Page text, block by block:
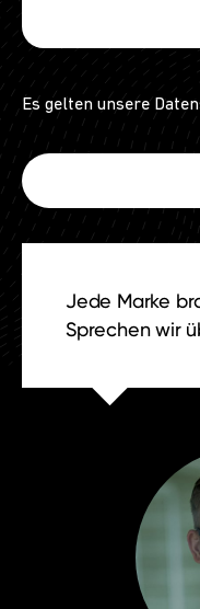
Es gelten unsere
Jede Marke
Sprechen wir